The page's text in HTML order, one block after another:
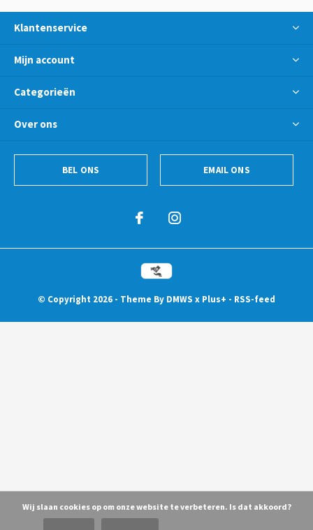
Klantenservice
Mijn account
Categorieën
Over ons
BEL ONS EMAIL ONS
© Copyright 2026 - Theme By DMWS x Plus+ - RSS-feed
Wij slaan cookies op om onze website te verbeteren. Is dat akkoord?